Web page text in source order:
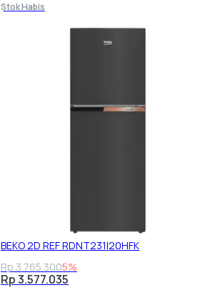
Stok Habis
BEKO 2D REF RDNT231I20HFK
Rp 3.765.3005%
Rp 3.577.035